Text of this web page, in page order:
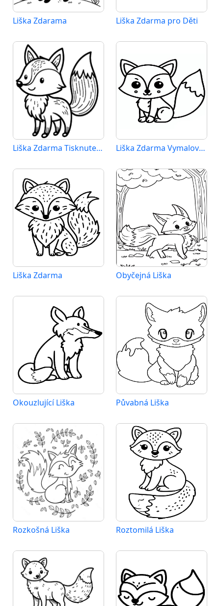
Liška Zdarama Liška Zdarma pro Děti
Liška Zdarma Tisknutelná Liška Zdarma Vymalovatelné Obrázek
Liška Zdarma Obyčejná Liška
Okouzlující Liška Půvabná Liška
Rozkošná Liška Roztomilá Liška